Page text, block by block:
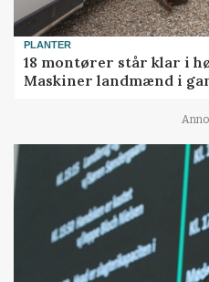
PLANTER
18 montører står klar i
Maskiner landmænd i